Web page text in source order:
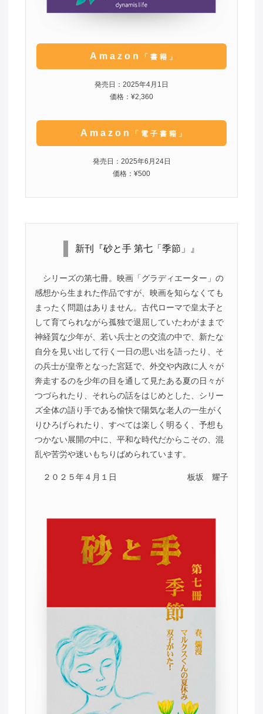
Amazon 「書籍」
発売日：2025年4月1日
価格：¥2,360
Amazon 「電子書籍」
発売日：2025年6月24日
価格：¥500
新刊『砂と手 第七「季節」』
シリーズの第七冊。映画「グラディエーター」の
感想から生まれた作品ですが、映画を知らなくても
まったく問題はありません。古代ローマで皇太子と
して育てられながら孤独で退屈していたわがままで
神経質な少年が、若い兵士との交流の中で、新たな
自分を見い出して行く一日の思い出を語ったり、そ
の兵士が皇帝となった宮廷で、外交や内政に人々が
奔走するのを少年の目を通して見たある夏の日々が
つづられたり、それらの話をはじめとした、シリー
ズ全体の語り手である愉快で陽気な老人の一生がく
りひろげられたり、すべては楽しく明るく、予想も
つかない展開の中に、平和な時代だからこその、混
乱や苦労や迷いもちりばめられています。
２０２５年４月１日 板坂 耀子